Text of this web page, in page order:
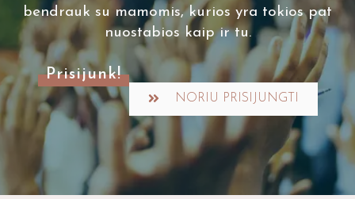
bendrauk su mamomis, kurios yra tokios pat
nuostabios kaip ir tu.
Prisijunk!
NORIU PRISIJUNGTI